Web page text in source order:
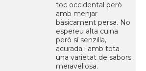
toc occidental però
amb menjar
bàsicament persa. No
espereu alta cuina
però sí senzilla,
acurada i amb tota
una varietat de sabors
meravellosa.